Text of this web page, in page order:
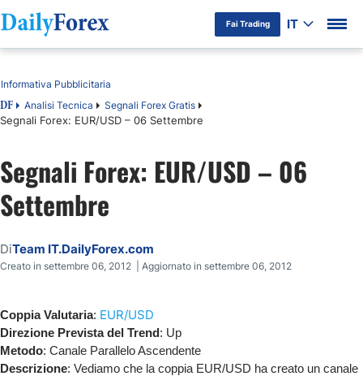
Fai Trading IT
Indice
DF Analisi Tecnica Segnali Forex Gratis
Segnali Forex: EUR/USD – 06 Settembre
Informativa Pubblicitaria
Segnali Forex: EUR/USD – 06
Settembre
DiTeam IT.DailyForex.com
Creato in settembre 06, 2012 | Aggiornato in settembre 06, 2012
Coppia Valutaria: EUR/USD
Direzione Prevista del Trend: Up
Metodo: Canale Parallelo Ascendente
Descrizione: Vediamo che la coppia EUR/USD ha creato un canale